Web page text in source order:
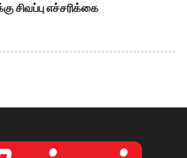
சிவப்பு எச்சரிக்கை